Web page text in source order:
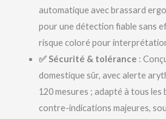
automatique avec brassard
pour une détection fiable sans
risque coloré pour
✅ Sécurité & tolérance :
domestique sûr, avec alerte
120 mesures ; adapté à tous les
contre-indications majeures,